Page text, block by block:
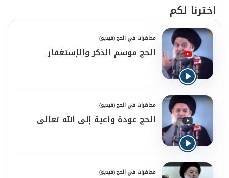
اخترنا لكم
محاضرات في الحج (فيديو)
الحج موسم الذكر والإستغفار
محاضرات في الحج (فيديو)
الحج عودة واعية إلى الله تعالى
محاضرات في الحج (فيديو)